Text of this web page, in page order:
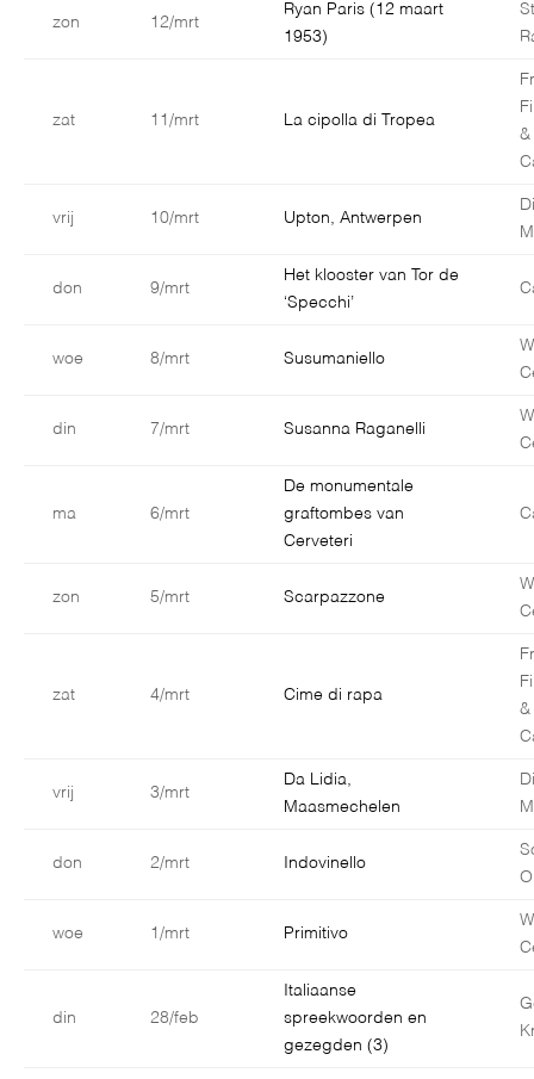
zon 12/mrt
Ryan Paris (12 maart
1953)
zat 11/mrt La cipolla di Tropea
&
vrij 10/mrt Upton, Antwerpen
don 9/mrt
Het klooster van Tor de
‘Specchi’
woe 8/mrt Susumaniello
din 7/mrt Susanna Raganelli
ma 6/mrt
De monumentale
graftombes van
Cerveteri
zon 5/mrt Scarpazzone
zat 4/mrt Cime di rapa
&
vrij 3/mrt
Da Lidia,
Maasmechelen
don 2/mrt Indovinello
woe 1/mrt Primitivo
din 28/feb
Italiaanse
spreekwoorden en
gezegden (3)